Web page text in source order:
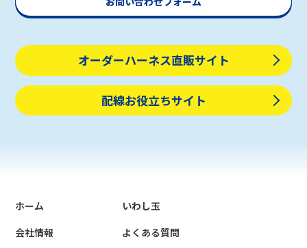
オーダーハーネス直販サイト
配線お役立ちサイト
ホーム
会社情報
いわし玉
よくある質問